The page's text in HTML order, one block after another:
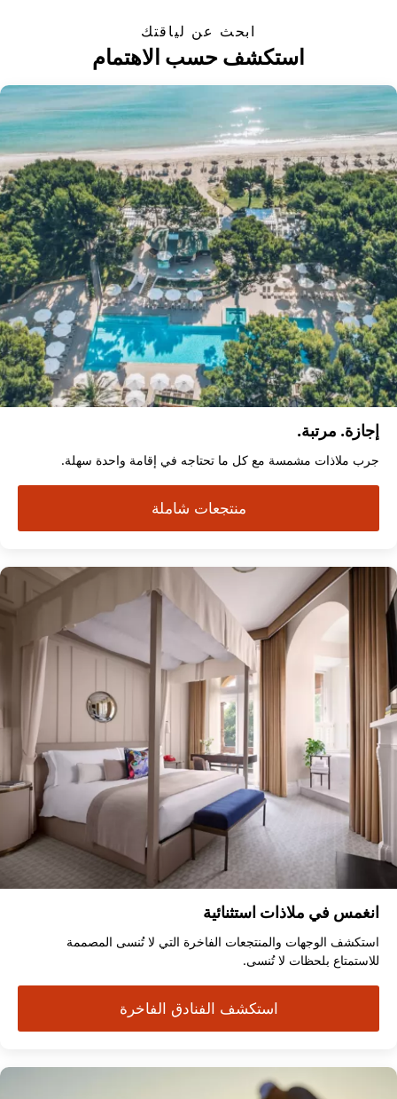
ابحث عن لياقتك
استكشف حسب الاهتمام
إجازة. مرتبة.
جرب ملاذات مشمسة مع كل ما تحتاجه في إقامة واحدة سهلة.
منتجعات شاملة
انغمس في ملاذات استثنائية
استكشف الوجهات والمنتجعات الفاخرة التي لا تُنسى المصممة
للاستمتاع بلحظات لا تُنسى.
استكشف الفنادق الفاخرة